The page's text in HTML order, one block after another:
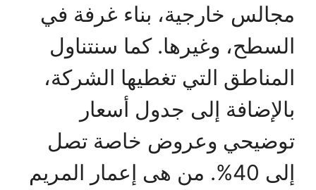
مجالس خارجية، بناء غرفة في
السطح، وغيرها. كما سنتناول
المناطق التي تغطيها الشركة،
بالإضافة إلى جدول أسعار
توضيحي وعروض خاصة تصل
إلى 40%. من هى إعمار المريم